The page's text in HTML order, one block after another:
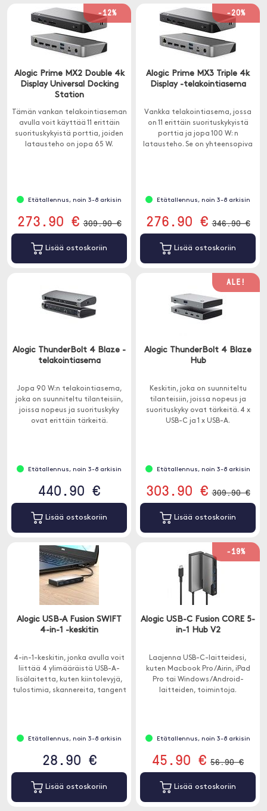
-12%
Alogic Prime MX2 Double 4k
Display Universal Docking
Station
Tämän vankan telakointiaseman
avulla voit käyttää 11 erittäin
suorituskykyistä porttia, joiden
latausteho on jopa 65 W.
Etätallennus, noin 3-8 arkisin
273.90 € 309.90 €
Lisää ostoskoriin
-20%
Alogic Prime MX3 Triple 4k
Display -telakointiasema
Vankka telakointiasema, jossa
on 11 erittäin suorituskykyistä
porttia ja jopa 100 W: n
latausteho. Se on yhteensopiva
Etätallennus, noin 3-8 arkisin
276.90 € 346.90 €
Lisää ostoskoriin
Alogic ThunderBolt 4 Blaze -
telakointiasema
Jopa 90 W:n telakointiasema,
joka on suunniteltu tilanteisiin,
joissa nopeus ja suorituskyky
ovat erittäin tärkeitä.
Etätallennus, noin 3-8 arkisin
440.90 €
Lisää ostoskoriin
ALE!
Alogic ThunderBolt 4 Blaze
Hub
Keskitin, joka on suunniteltu
tilanteisiin, joissa nopeus ja
suorituskyky ovat tärkeitä. 4 x
USB-C ja 1 x USB-A.
Etätallennus, noin 3-8 arkisin
303.90 € 309.90 €
Lisää ostoskoriin
Alogic USB-A Fusion SWIFT
4-in-1 -keskitin
4-in-1-keskitin, jonka avulla voit
liittää 4 ylimääräistä USB-A-
lisälaitetta, kuten kiintolevyjä,
tulostimia, skannereita, tangent
Etätallennus, noin 3-8 arkisin
28.90 €
Lisää ostoskoriin
-19%
Alogic USB-C Fusion CORE 5-
in-1 Hub V2
Laajenna USB-C-laitteidesi,
kuten Macbook Pro /Airin, iPad
Pro tai Windows/Android-
laitteiden, toimintoja.
Etätallennus, noin 3-8 arkisin
45.90 € 56.90 €
Lisää ostoskoriin